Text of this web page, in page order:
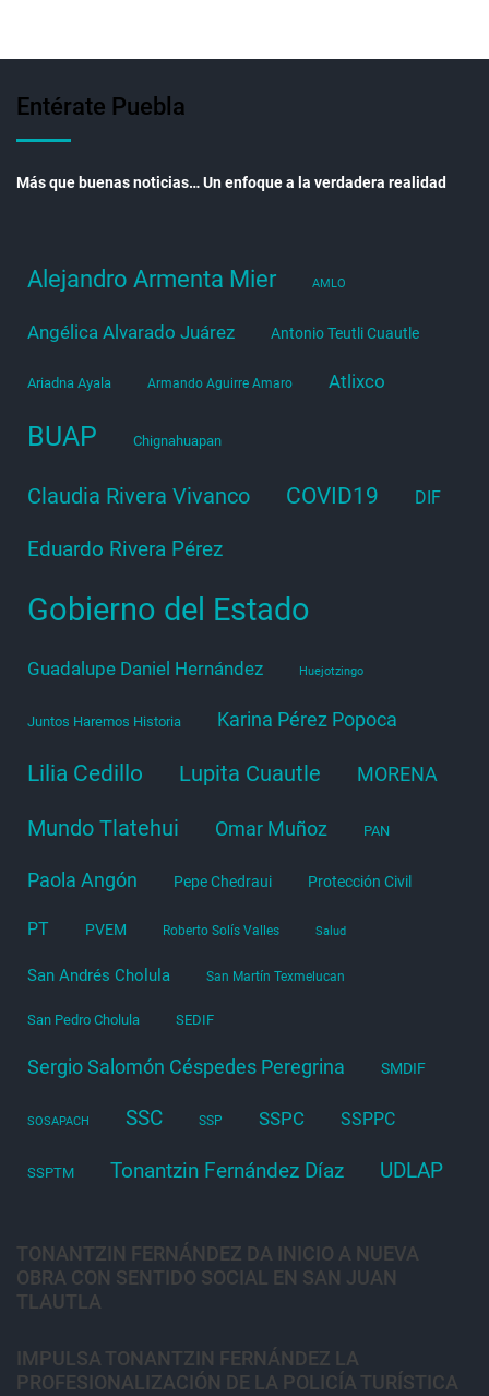
Entérate Puebla
Más que buenas noticias… Un enfoque a la verdadera realidad
Alejandro Armenta Mier AMLO
Angélica Alvarado Juárez Antonio Teutli Cuautle
Ariadna Ayala Armando Aguirre Amaro Atlixco
BUAP Chignahuapan
Claudia Rivera Vivanco COVID19 DIF
Eduardo Rivera Pérez
Gobierno del Estado
Guadalupe Daniel Hernández Huejotzingo
Juntos Haremos Historia Karina Pérez Popoca
Lilia Cedillo Lupita Cuautle MORENA
Mundo Tlatehui Omar Muñoz PAN
Paola Angón Pepe Chedraui Protección Civil
PT PVEM Roberto Solís Valles Salud
San Andrés Cholula San Martín Texmelucan
San Pedro Cholula SEDIF
Sergio Salomón Céspedes Peregrina SMDIF
SOSAPACH SSC SSP SSPC SSPPC
SSPTM Tonantzin Fernández Díaz UDLAP
TONANTZIN FERNÁNDEZ DA INICIO A NUEVA
OBRA CON SENTIDO SOCIAL EN SAN JUAN
TLAUTLA
IMPULSA TONANTZIN FERNÁNDEZ LA
PROFESIONALIZACIÓN DE LA POLICÍA TURÍSTICA